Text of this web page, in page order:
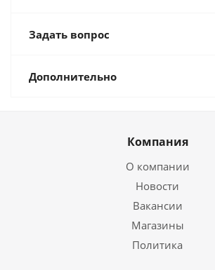
Задать вопрос
Дополнительно
Компания
О компании
Новости
Вакансии
Магазины
Политика